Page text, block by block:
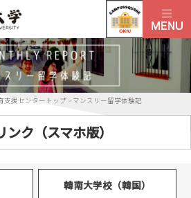
支援センタートップ > マンスリー留学体験記
ク（スマホ版）
韓南大学校（韓国）